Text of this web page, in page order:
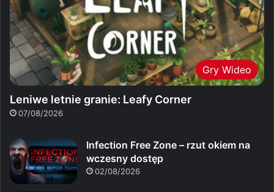
Gry Wideo
Leniwe letnie granie: Leafy Corner
07/08/2026
Infection Free Zone – rzut okiem na
wczesny dostęp
02/08/2026